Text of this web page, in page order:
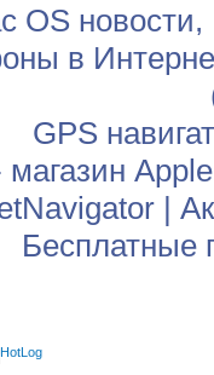
OS
в
GPS
магазин
|
Бесплатные